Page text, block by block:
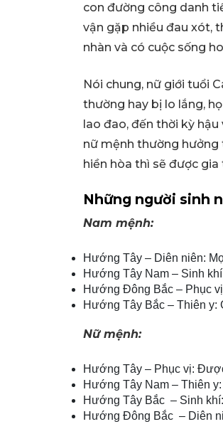
con đường công danh
vận gặp nhiều đau xót,
nhàn và có cuộc sống
Nói chung, nữ giới tuổi
thường hay bị lo lắng,
lao đao, đến thời kỳ
nữ mệnh thường hưởng
hiền hòa thì sẽ được gia
Những người sinh
Nam mệnh:
Hướng Tây – Diên niên:
Hướng Tây Nam – Sinh
Hướng Đông Bắc – Phục
Hướng Tây Bắc – Thiên
Nữ mệnh:
Hướng Tây – Phục vị:
Hướng Tây Nam – Thiên
Hướng Tây Bắc – Sinh
Hướng Đông Bắc – Diên